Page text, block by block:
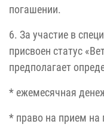
погашении.
6. За участие в
присвоен статус
предполагает
* ежемесячная
* право на прием на